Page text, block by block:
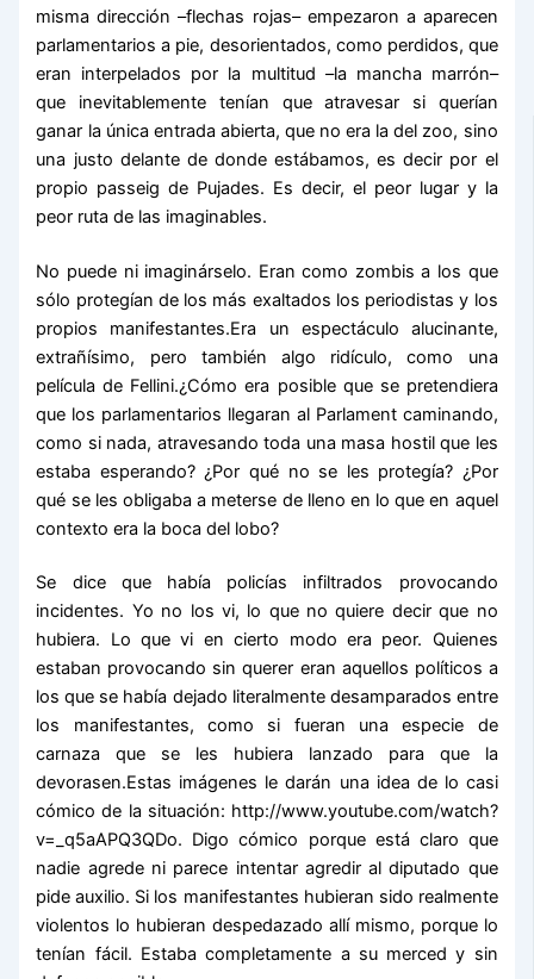
misma dirección –flechas rojas– empezaron a aparecen
parlamentarios a pie, desorientados, como perdidos, que
eran interpelados por la multitud –la mancha marrón–
que inevitablemente tenían que atravesar si querían
ganar la única entrada abierta, que no era la del zoo, sino
una justo delante de donde estábamos, es decir por el
propio passeig de Pujades. Es decir, el peor lugar y la
peor ruta de las imaginables.
No puede ni imaginárselo. Eran como zombis a los que
sólo protegían de los más exaltados los periodistas y los
propios manifestantes.Era un espectáculo alucinante,
extrañísimo, pero también algo ridículo, como una
película de Fellini.¿Cómo era posible que se pretendiera
que los parlamentarios llegaran al Parlament caminando,
como si nada, atravesando toda una masa hostil que les
estaba esperando? ¿Por qué no se les protegía? ¿Por
qué se les obligaba a meterse de lleno en lo que en aquel
contexto era la boca del lobo?
Se dice que había policías infiltrados provocando
incidentes. Yo no los vi, lo que no quiere decir que no
hubiera. Lo que vi en cierto modo era peor. Quienes
estaban provocando sin querer eran aquellos políticos a
los que se había dejado literalmente desamparados entre
los manifestantes, como si fueran una especie de
carnaza que se les hubiera lanzado para que la
devorasen.Estas imágenes le darán una idea de lo casi
cómico de la situación: http://www.youtube.com/watch?
v=_q5aAPQ3QDo. Digo cómico porque está claro que
nadie agrede ni parece intentar agredir al diputado que
pide auxilio. Si los manifestantes hubieran sido realmente
violentos lo hubieran despedazado allí mismo, porque lo
tenían fácil. Estaba completamente a su merced y sin